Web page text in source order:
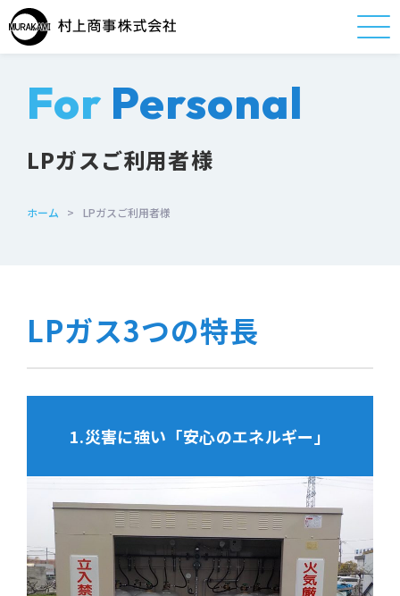
For Personal
LPガスご利用者様
ホーム > LPガスご利用者様
LPガス3つの特長
1.災害に強い 「安心のエネルギー」